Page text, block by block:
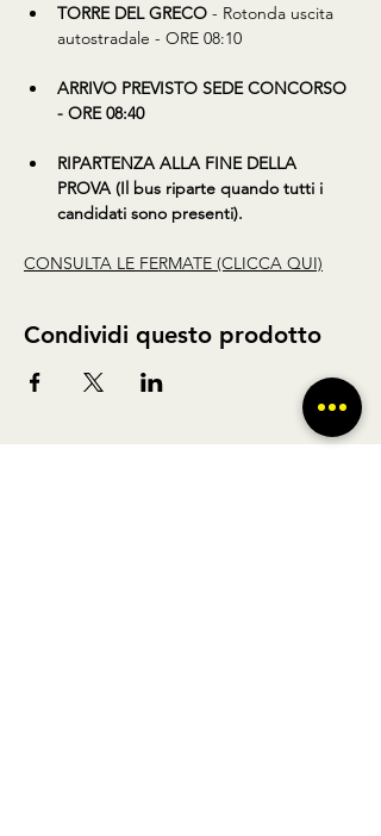
TORRE DEL GRECO - Rotonda uscita
autostradale - ORE 08:10
ARRIVO PREVISTO SEDE CONCORSO
- ORE 08:40
RIPARTENZA ALLA FINE DELLA
PROVA (Il bus riparte quando tutti i
candidati sono presenti).
CONSULTA LE FERMATE (CLICCA QUI)
Condividi questo prodotto